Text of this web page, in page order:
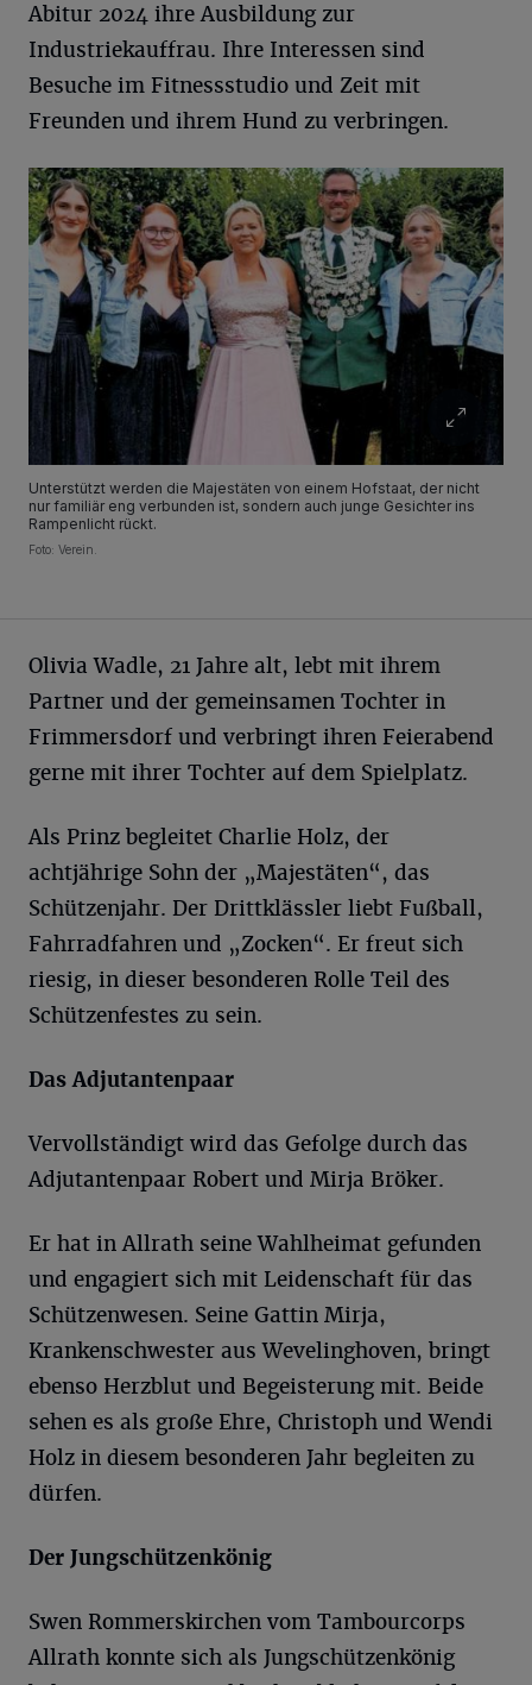
Abitur 2024 ihre Ausbildung zur
Industriekauffrau. Ihre Interessen sind
Besuche im Fitnessstudio und Zeit mit
Freunden und ihrem Hund zu verbringen.
Unterstützt werden die Majestäten von einem Hofstaat, der nicht
nur familiär eng verbunden ist, sondern auch junge Gesichter ins
Rampenlicht rückt.
Foto: Verein.
Olivia Wadle, 21 Jahre alt, lebt mit ihrem
Partner und der gemeinsamen Tochter in
Frimmersdorf und verbringt ihren Feierabend
gerne mit ihrer Tochter auf dem Spielplatz.
Als Prinz begleitet Charlie Holz, der
achtjährige Sohn der „Majestäten“, das
Schützenjahr. Der Drittklässler liebt Fußball,
Fahrradfahren und „Zocken“. Er freut sich
riesig, in dieser besonderen Rolle Teil des
Schützenfestes zu sein.
Das Adjutantenpaar
Vervollständigt wird das Gefolge durch das
Adjutantenpaar Robert und Mirja Bröker.
Er hat in Allrath seine Wahlheimat gefunden
und engagiert sich mit Leidenschaft für das
Schützenwesen. Seine Gattin Mirja,
Krankenschwester aus Wevelinghoven, bringt
ebenso Herzblut und Begeisterung mit. Beide
sehen es als große Ehre, Christoph und Wendi
Holz in diesem besonderen Jahr begleiten zu
dürfen.
Der Jungschützenkönig
Swen Rommerskirchen vom Tambourcorps
Allrath konnte sich als Jungschützenkönig